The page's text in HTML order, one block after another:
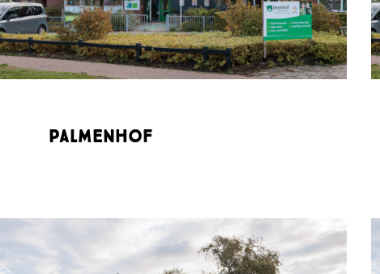
Palmenhof